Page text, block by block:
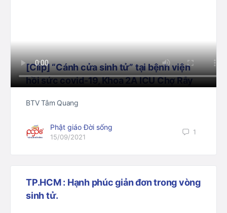
[Clip] “Cánh cửa sinh tử” tại bệnh viện
hồi sức covid-19, Khoa 2A ICU Chợ Rẫy
BTV Tâm Quang
Phật giáo Đời sống
15/09/2021
1
TP.HCM : Hạnh phúc giản đơn trong vòng
sinh tử.